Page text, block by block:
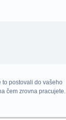
to postovali do vašeho
čem zrovna pracujete. I